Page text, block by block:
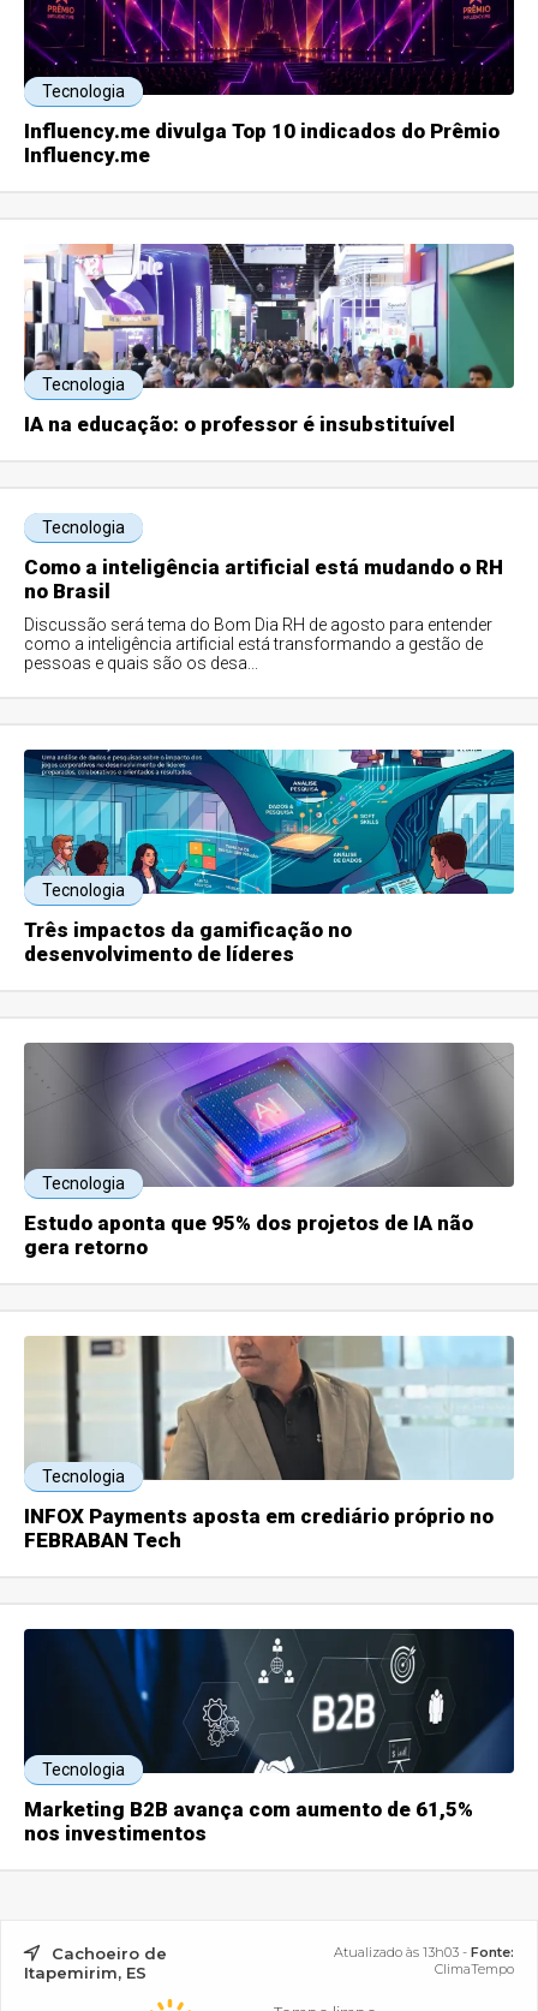
Tecnologia
Influency.me divulga Top 10 indicados do Prêmio
Influency.me
Tecnologia
IA na educação: o professor é insubstituível
Tecnologia
Como a inteligência artificial está mudando o RH
no Brasil
Discussão será tema do Bom Dia RH de agosto para entender
como a inteligência artificial está transformando a gestão de
pessoas e quais são os desa...
Tecnologia
Três impactos da gamificação no
desenvolvimento de líderes
Tecnologia
Estudo aponta que 95% dos projetos de IA não
gera retorno
Tecnologia
INFOX Payments aposta em crediário próprio no
FEBRABAN Tech
Tecnologia
Marketing B2B avança com aumento de 61,5%
nos investimentos
Cachoeiro de
Itapemirim, ES
Atualizado às 13h03 - Fonte:
ClimaTempo